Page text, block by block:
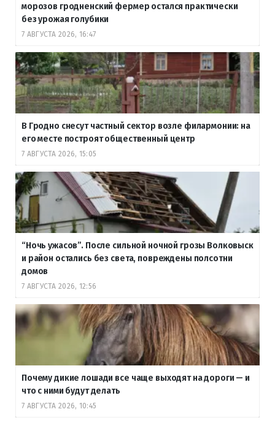
морозов гродненский фермер остался практически
без урожая голубики
7 АВГУСТА 2026, 16:47
В Гродно снесут частный сектор возле филармонии: на
его месте построят общественный центр
7 АВГУСТА 2026, 15:05
“Ночь ужасов”. После сильной ночной грозы Волковыск
и район остались без света, повреждены полсотни
домов
7 АВГУСТА 2026, 12:56
Почему дикие лошади все чаще выходят на дороги — и
что с ними будут делать
7 АВГУСТА 2026, 10:45